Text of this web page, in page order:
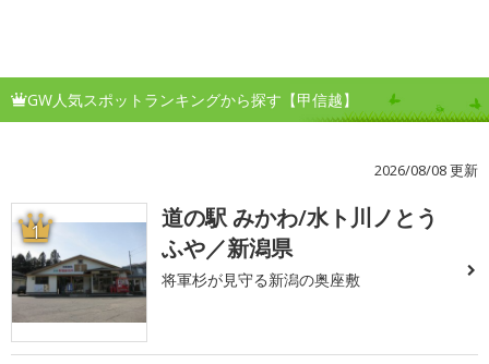
GW人気スポットランキングから探す【甲信越】
2026/08/08 更新
1
道の駅 みかわ/水ト川ノとう
ふや／新潟県
将軍杉が見守る新潟の奥座敷